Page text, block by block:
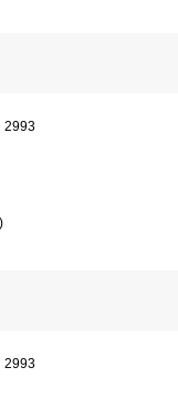
2993
2993